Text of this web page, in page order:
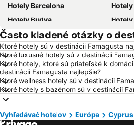
Hotely Barcelona
Hotely Budva
Hotely
Hotely Naples
Hotely Vysoké Tatry
Hotely Gdansk
Hotely
Hotely Tropea
Hotely
Hotely Lignano Sabbiadoro
Hotely
Hotely Balaton
Hotely
Často kladené otázky o
Ktoré hotely sú v destinácii Famagusta
Ktoré luxusné hotely sú v destinácii
Ktoré hotely, ktoré sú priateľské k
destinácii Famagusta najlepšie?
Ktoré wellness hotely sú v destinácii
Ktoré hotely s bazénom sú v destinácii
Vyhľadávač hotelov Európa Cyprus